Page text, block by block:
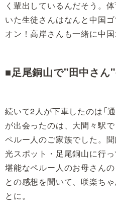
く輩出しているんだそう。
いた生徒さんはなんと中国
オン！高岸さんも一緒に中
■足尾銅山で"田中さん
続いて2人が下車したのは「
が出会ったのは、大間々駅
ペルー人のご家族でした。
光スポット・足尾銅山に行
堪能なペルー人のお母さんの
との感想を聞いて、咲楽ち
とに。